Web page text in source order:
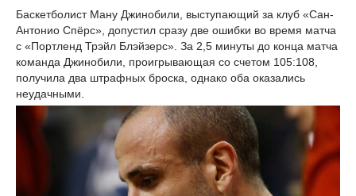
Баскетболист Ману Джинобили, выступающий за клуб «Сан-
Антонио Спёрс», допустил сразу две ошибки во время матча
с «Портленд Трэйл Блэйзерс». За 2,5 минуты до конца матча
команда Джинобили, проигрывающая со счетом 105:108,
получила два штрафных броска, однако оба оказались
неудачными.